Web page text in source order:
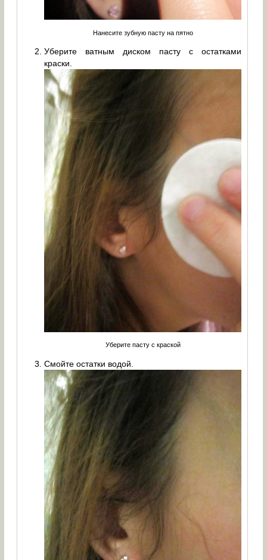
Нанесите зубную пасту на пятно
Уберите ватным диском пасту с остатками
краски.
Уберите пасту с краской
Смойте остатки водой.